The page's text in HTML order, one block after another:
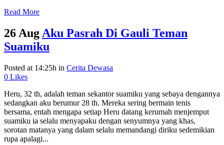
Read More
26 AugAku Pasrah Di Gauli Teman
Suamiku
Posted at 14:25h in Cerita Dewasa
0 Likes
Heru, 32 th, adalah teman sekantor suamiku yang sebaya dengannya
sedangkan aku berumur 28 th. Mereka sering bermain tenis
bersama, entah mengapa setiap Heru datang kerumah menjemput
suamiku ia selalu menyapaku dengan senyumnya yang khas,
sorotan matanya yang dalam selalu memandangi diriku sedemikian
rupa apalagi...